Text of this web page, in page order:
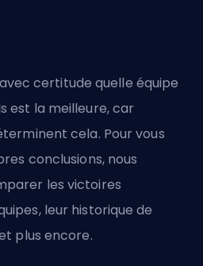
certitude quelle équipe
est la meilleure, car
cela. Pour vous
conclusions, nous
les victoires
leur historique de
plus encore.